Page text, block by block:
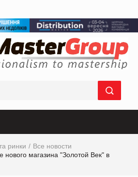
ринки
Все новости
нового магазина "Золотой Век" в